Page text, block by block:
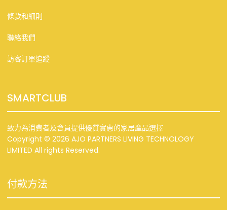
條款和細則
聯絡我們
訪客訂單追蹤
SMARTCLUB
致力為消費者及會員提供優質實惠的家居產品選擇
Copyright © 2026 AJO PARTNERS LIVING TECHNOLOGY
LIMITED All rights Reserved.
付款方法